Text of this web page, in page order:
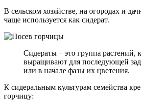
В сельском хозяйстве, на огородах и
чаще используется как сидерат.
Сидераты – это группа растений,
выращивают для последующей
или в начале фазы их цветения.
К сидеральным культурам семейства
горчицу: